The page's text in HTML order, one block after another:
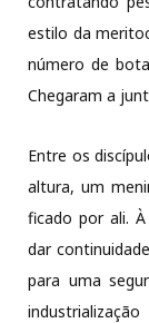
estilo da
número de
Chegaram a
Entre os
altura, um
ficado por ali.
dar
para uma